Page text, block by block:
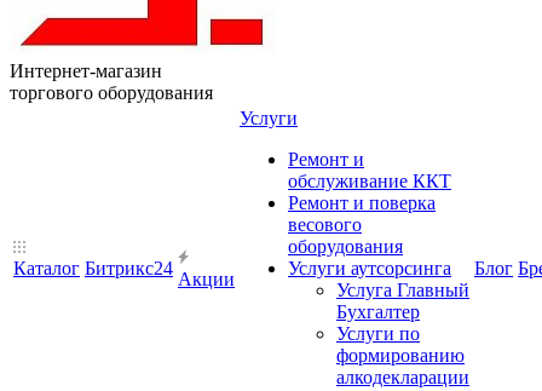
Интернет-магазин
торгового оборудования
Каталог Битрикс24
Акции
Услуги
Ремонт и
обслуживание ККТ
Ремонт и поверка
весового
оборудования
Услуги аутсорсинга
Услуга Главный
Бухгалтер
Услуги по
формированию
алкодекларации
Блог